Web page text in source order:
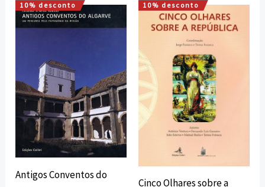
10% desconto
Antigos Conventos do
O
preço
original
O
preço
atual
10% desconto
Cinco Olhares sobre a
O
preço
original
era:
10,00 €.
O
preço
atual
é:
9,00 €.